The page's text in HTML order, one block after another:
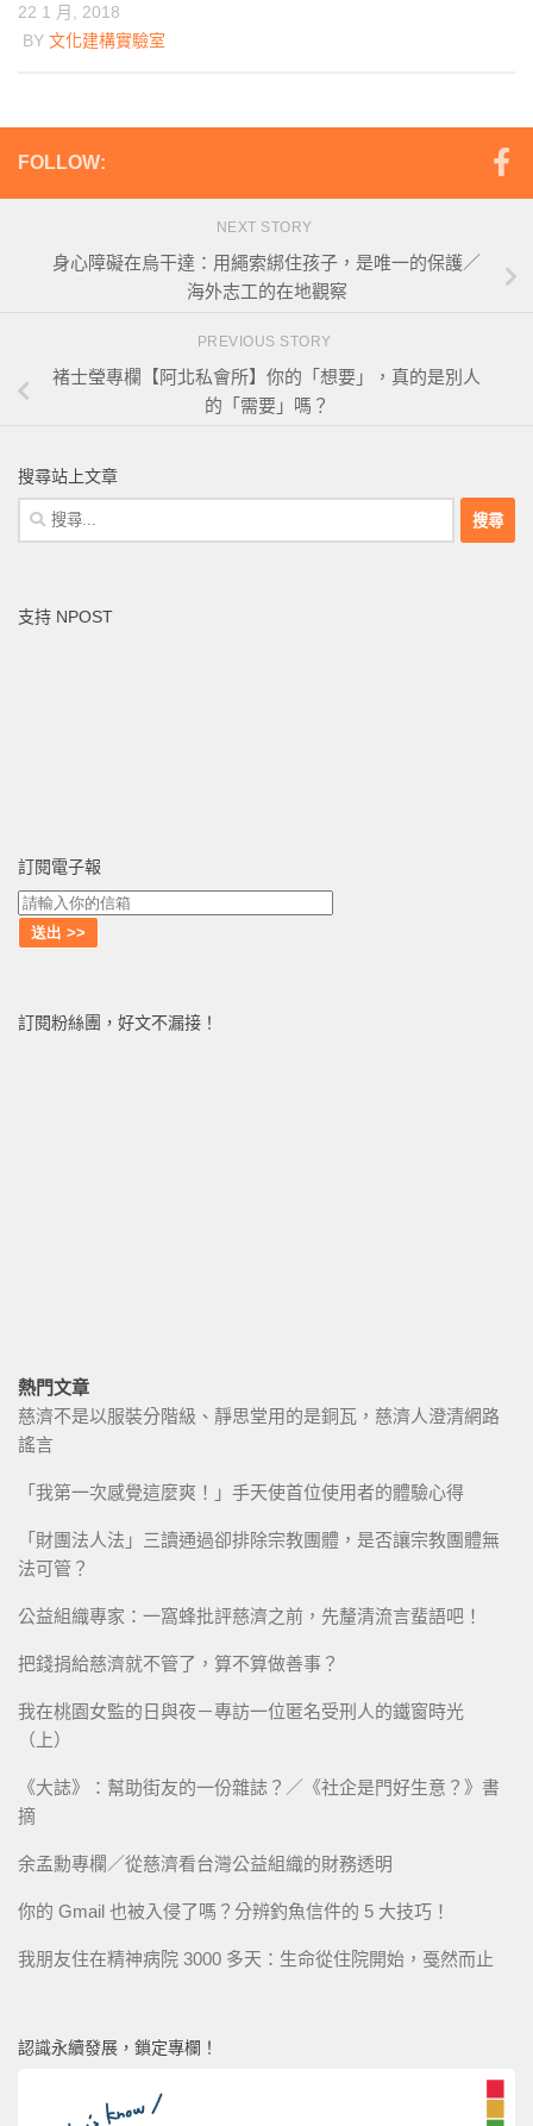
22 1 月, 2018
BY 文化建構實驗室
FOLLOW:
NEXT STORY
身心障礙在烏干達：用繩索綁住孩子，是唯一的保護／
海外志工的在地觀察
PREVIOUS STORY
褚士瑩專欄【阿北私會所】你的「想要」，真的是別人
的「需要」嗎？
搜尋站上文章
搜
尋
字:
支持 NPOST
訂閱電子報
訂閱粉絲團，好文不漏接！
熱門文章
慈濟不是以服裝分階級、靜思堂用的是銅瓦，慈濟人澄清網路
謠言
「我第一次感覺這麼爽！」手天使首位使用者的體驗心得
「財團法人法」三讀通過卻排除宗教團體，是否讓宗教團體無
法可管？
公益組織專家：一窩蜂批評慈濟之前，先釐清流言蜚語吧！
把錢捐給慈濟就不管了，算不算做善事？
我在桃園女監的日與夜－專訪一位匿名受刑人的鐵窗時光
（上）
《大誌》：幫助街友的一份雜誌？／《社企是門好生意？》書
摘
余孟勳專欄／從慈濟看台灣公益組織的財務透明
你的 Gmail 也被入侵了嗎？分辨釣魚信件的 5 大技巧！
我朋友住在精神病院 3000 多天：生命從住院開始，戞然而止
認識永續發展，鎖定專欄！